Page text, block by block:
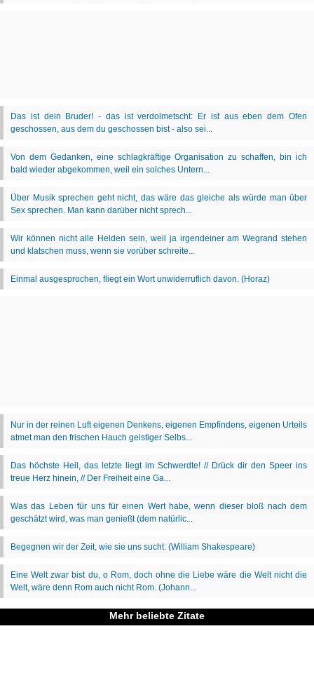
Mehr beliebte Zitate